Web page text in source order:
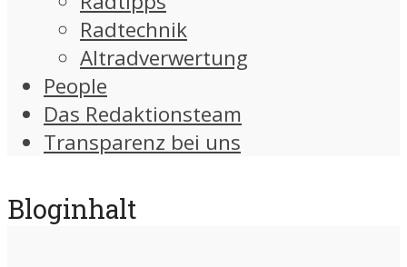
Radtechnik
Altradverwertung
People
Das Redaktionsteam
Transparenz bei uns
Bloginhalt